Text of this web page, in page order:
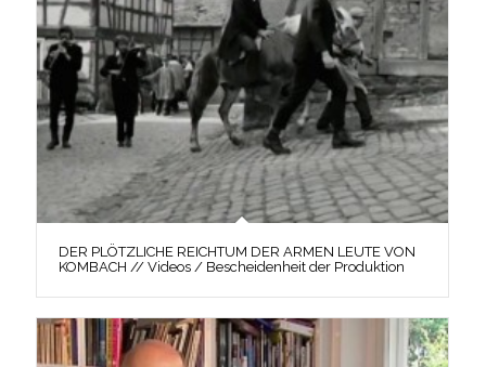
DER PLÖTZLICHE REICHTUM DER ARMEN LEUTE VON
KOMBACH // Videos / Bescheidenheit der Produktion